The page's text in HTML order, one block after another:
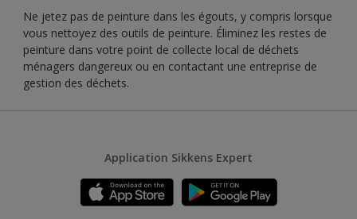
Ne jetez pas de peinture dans les égouts, y compris lorsque
vous nettoyez des outils de peinture. Éliminez les restes de
peinture dans votre point de collecte local de déchets
ménagers dangereux ou en contactant une entreprise de
gestion des déchets.
Application Sikkens Expert